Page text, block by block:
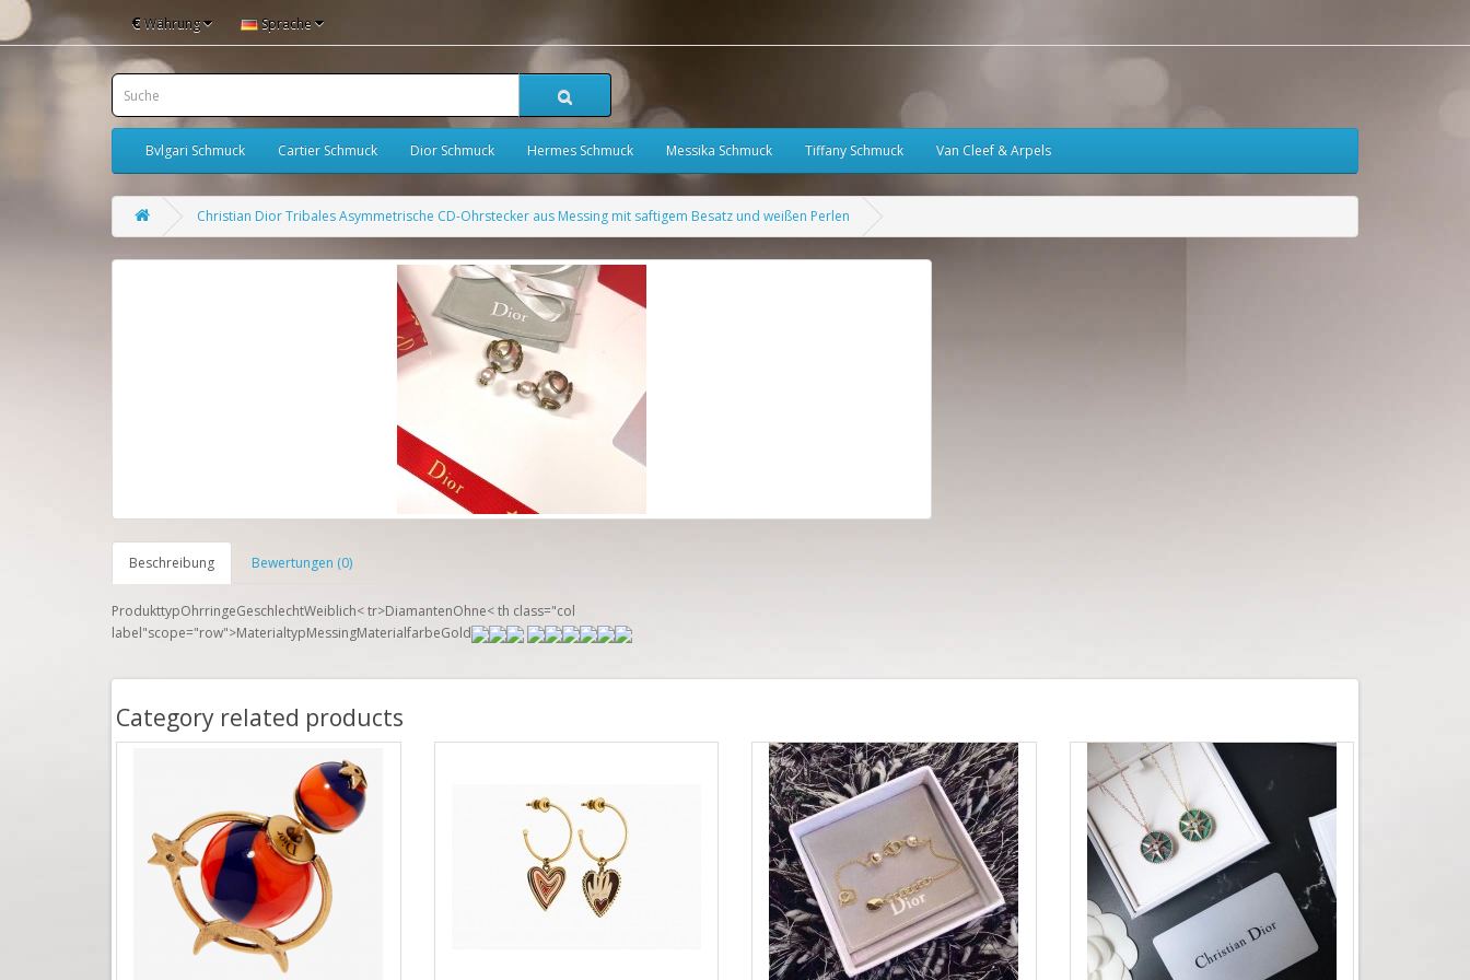
€Währung Sprache
Bvlgari Schmuck Cartier Schmuck Dior Schmuck Hermes Schmuck Messika Schmuck Tiffany Schmuck Van Cleef & Arpels
Christian Dior Tribales Asymmetrische CD-Ohrstecker aus Messing mit saftigem Besatz und weißen Perlen
Beschreibung Bewertungen (0)
ProdukttypOhrringeGeschlechtWeiblich< tr>DiamantenOhne< th class="col
label"scope="row">MaterialtypMessingMaterialfarbeGold
Category related products